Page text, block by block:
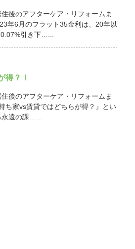
後のアフターケア・リフォームま
年6月のフラット35金利は、20年以
引き下…...
得？！
後のアフターケア・リフォームま
ち家vs賃貸ではどちらが得？』とい
遠の課…...